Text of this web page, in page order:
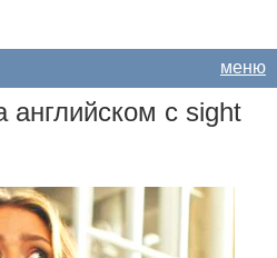
меню
английском с sight